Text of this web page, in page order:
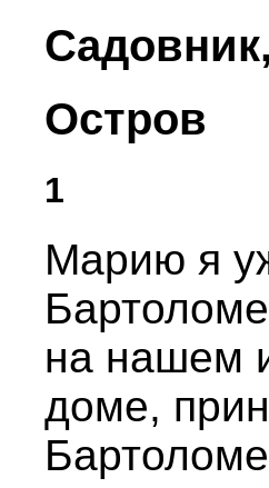
Остров
1
Марию я
на нашем
доме,